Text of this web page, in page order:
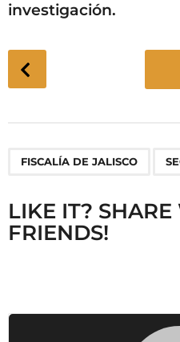
investigación.
P
o
i
n
o
FISCALÍA DE JALISCO
LIKE IT?
FRIENDS!